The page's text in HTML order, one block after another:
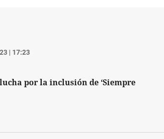
| 17:23
por la inclusión de ‘Siempre